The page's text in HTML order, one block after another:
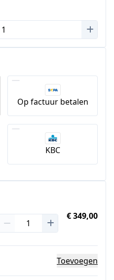
Op factuur betalen
KBC
€ 349,00
Toevoegen